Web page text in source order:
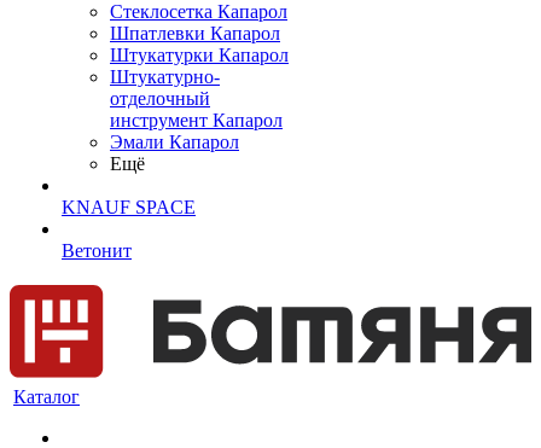
Cтеклосетка Капарол
Шпатлевки Капарол
Штукатурки Капарол
Штукатурно-
отделочный
инструмент Капарол
Эмали Капарол
Ещё
KNAUF SPACE
Ветонит
Каталог